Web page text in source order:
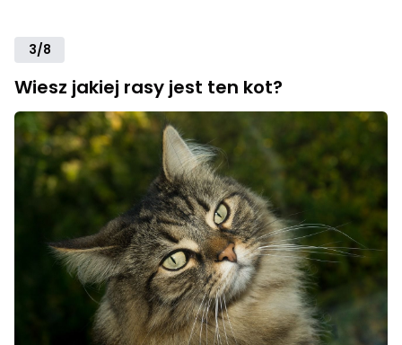
3/8
Wiesz jakiej rasy jest ten kot?